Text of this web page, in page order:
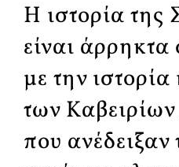
Η ιστορία
είναι
με την
των
που ανέδειξαν